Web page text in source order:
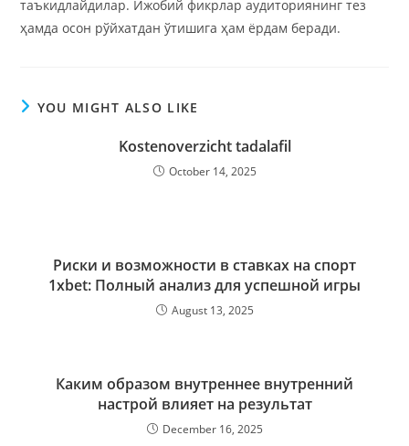
таъкидлайдилар. Ижобий фикрлар аудиториянинг тез
ҳамда осон рўйхатдан ўтишига ҳам ёрдам беради.
YOU MIGHT ALSO LIKE
Kostenoverzicht tadalafil
October 14, 2025
Риски и возможности в ставках на спорт
1xbet: Полный анализ для успешной игры
August 13, 2025
Каким образом внутреннее внутренний
настрой влияет на результат
December 16, 2025